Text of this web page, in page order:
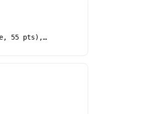
55 pts),…